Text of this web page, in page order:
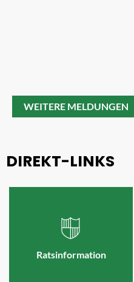
WEITERE MELDUNGEN
DIREKT-LINKS
Ratsinformation